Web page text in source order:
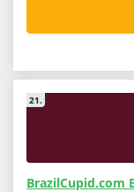
21.
BrazilCupid.com